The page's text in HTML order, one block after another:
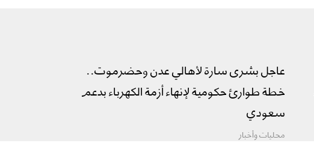
عاجل بشرى سارة لأهالي عدن وحضرموت..
خطة طوارئ حكومية لإنهاء أزمة الكهرباء بدعم
سعودي
محليات وأخبار